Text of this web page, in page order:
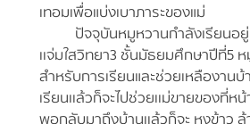
เทอมเพื่อแบ่งเบาภาระของแม่
ปัจจุบันหมูหวานกำลังเรียนอยู่ที่
เเจ่มใสวิทยา3 ชั้นมัธยมศึกษาปีที่5
สำหรับการเรียนและช่วยเหลืองานบ้
เรียนเเล้วก็จะไปช่วยเเม่ขายของที่ห
พอกลับมาถึงบ้านเเล้วก็จะ หุงข้าว